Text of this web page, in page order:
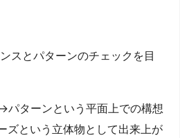
スとパターンのチェックを目
パターンという平面上での構想
ズという立体物として出来上が